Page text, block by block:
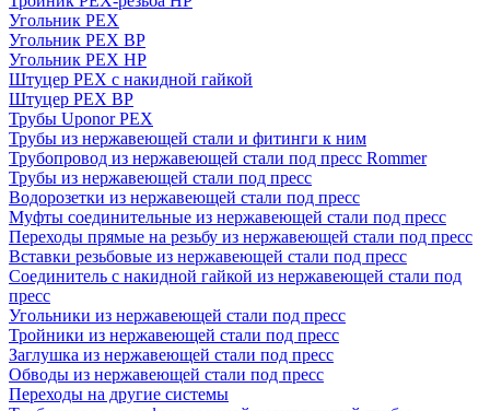
Угольник PEX
Угольник PEX ВР
Угольник PEX НР
Штуцер PEX c накидной гайкой
Штуцер PEX ВР
Трубы Uponor PEX
Трубы из нержавеющей стали и фитинги к ним
Трубопровод из нержавеющей стали под пресс Rommer
Трубы из нержавеющей стали под пресс
Водорозетки из нержавеющей стали под пресс
Муфты соединительные из нержавеющей стали под пресс
Переходы прямые на резьбу из нержавеющей стали под пресс
Вставки резьбовые из нержавеющей стали под пресс
Соединитель с накидной гайкой из нержавеющей стали под
пресс
Угольники из нержавеющей стали под пресс
Тройники из нержавеющей стали под пресс
Заглушка из нержавеющей стали под пресс
Обводы из нержавеющей стали под пресс
Переходы на другие системы